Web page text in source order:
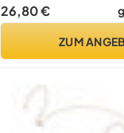
26,80 €
ZUM